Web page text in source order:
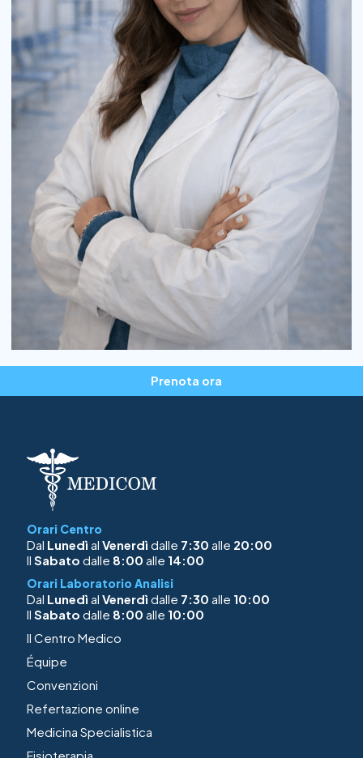
Prenota ora
Orari Centro
Dal Lunedì al Venerdì dalle 7:30 alle 20:00
Il Sabato dalle 8:00 alle 14:00
Orari Laboratorio Analisi
Dal Lunedì al Venerdì dalle 7:30 alle 10:00
Il Sabato dalle 8:00 alle 10:00
Il Centro Medico
Équipe
Convenzioni
Refertazione online
Medicina Specialistica